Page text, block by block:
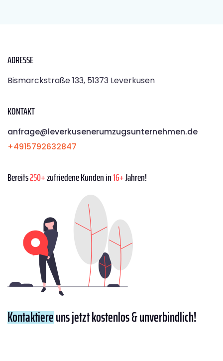
ADRESSE
Bismarckstraße 133, 51373 Leverkusen
KONTAKT
anfrage@leverkusenerumzugsunternehmen.de
+4915792632847
Bereits250+zufriedene Kunden in16+Jahren!
Kontaktiereuns jetzt kostenlos & unverbindlich!